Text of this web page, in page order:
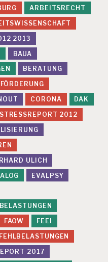
ARBEITSRECHT
2013
BAUA
BERATUNG
CORONA
DAK
2012
ULICH
EVALPSY
FAOW
FEEI
FEHLBELASTUNGEN
2017